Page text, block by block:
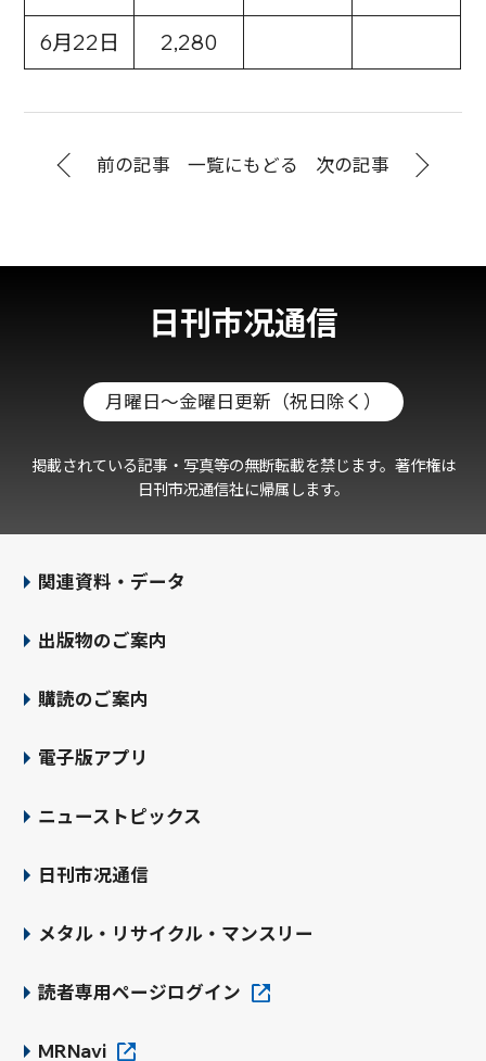
6月22日 2,280
前の記事 一覧にもどる 次の記事
日刊市况通信
月曜日～金曜日更新（祝日除く）
掲載されている記事・写真等の無断転載を禁じます。著作権は
日刊市况通信社に帰属します。
関連資料・データ
出版物のご案内
購読のご案内
電子版アプリ
ニューストピックス
日刊市况通信
メタル・リサイクル・マンスリー
読者専用ページログイン
MRNavi